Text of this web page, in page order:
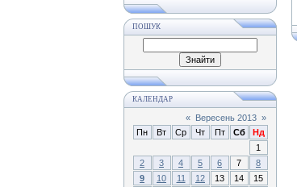
ПОШУК
КАЛЕНДАР
« Вересень 2013 »
Пн
Вт Ср Чт Пт Сб
Нд
1
2
3 4 5 6 7
8
9
10 11 12 13 14
15